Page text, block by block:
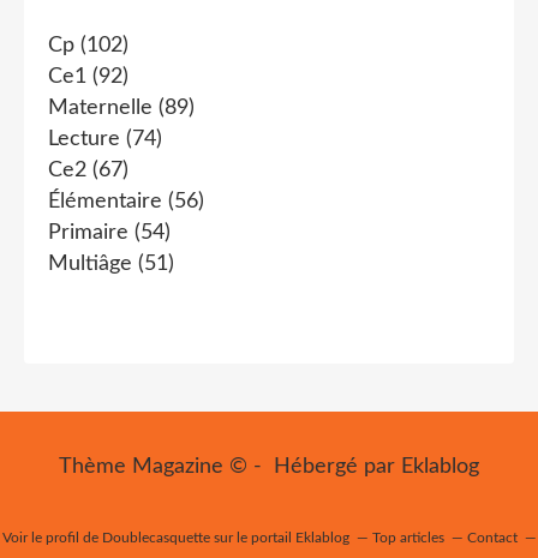
Cp (102)
Ce1 (92)
Maternelle (89)
Lecture (74)
Ce2 (67)
Élémentaire (56)
Primaire (54)
Multiâge (51)
Thème Magazine © - Hébergé par Eklablog
Voir le profil de Doublecasquettesur le portail Eklablog Top articles Contact